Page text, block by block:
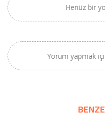
Henüz bir
Yorum yapmak